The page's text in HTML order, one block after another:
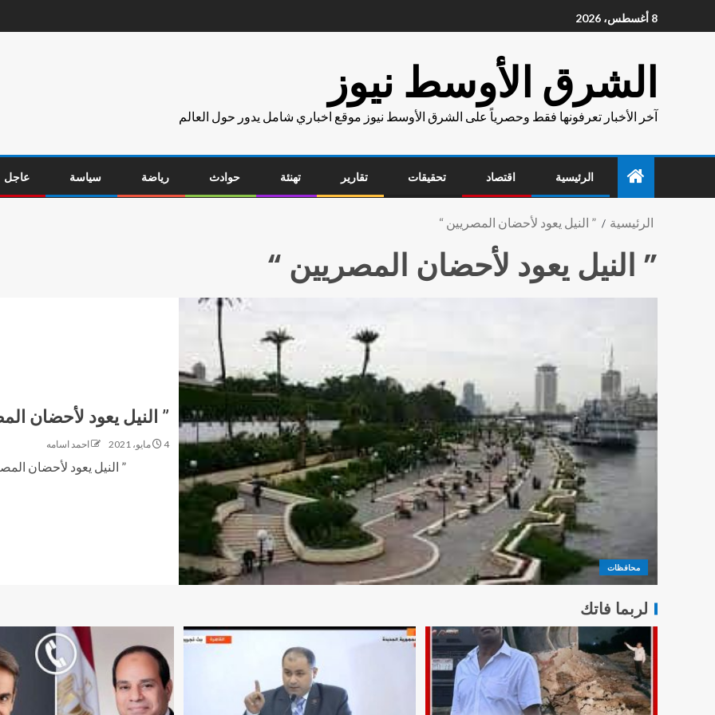
8 أغسطس، 2026
الشرق الأوسط نيوز
آخر الأخبار تعرفونها فقط وحصرياً على الشرق الأوسط نيوز موقع اخباري شامل يدور حول العالم
الرئيسية اقتصاد تحقيقات تقارير تهنئة حوادث رياضة سياسة عاجل
الرئيسية ” النيل يعود لأحضان المصريين “
” النيل يعود لأحضان المصريين “
محافظات
” النيل يعود لأحضان
4 مايو، 2021 احمد اسامه
” النيل يعود لأحضان
لربما فاتك